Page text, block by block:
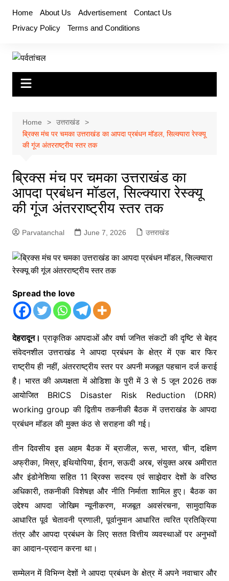
content
Home About Us Advertisement
Contact Us
Privacy Policy
Terms and Conditions
Home
उत्तराखंड
ब्रिक्स मंच पर चमका उत्तराखंड का आपदा प्रबंधन मॉडल, सिल्क्यारा रेस्क्यू
की गूंज अंतरराष्ट्रीय स्तर तक
ब्रिक्स मंच पर चमका उत्तराखंड का
आपदा प्रबंधन मॉडल, सिल्क्यारा रेस्क्यू
की गूंज अंतरराष्ट्रीय स्तर तक
Parvatanchal June 7, 2026 उत्तराखंड
Spread the love
देहरादून। प्राकृतिक आपदाओं और वर्षा जनित संकटों की दृष्टि से बेहद
संवेदनशील उत्तराखंड ने आपदा प्रबंधन के क्षेत्र में एक बार फिर
राष्ट्रीय ही नहीं, अंतरराष्ट्रीय स्तर पर अपनी मजबूत पहचान दर्ज कराई
है। भारत की अध्यक्षता में ओडिशा के पुरी में 3 से 5 जून 2026 तक
आयोजित BRICS Disaster Risk Reduction (DRR)
working group की द्वितीय तकनीकी बैठक में उत्तराखंड के आपदा
प्रबंधन मॉडल की मुक्त कंठ से सराहना की गई।
तीन दिवसीय इस अहम बैठक में ब्राजील, रूस, भारत, चीन, दक्षिण
अफ्रीका, मिस्र, इथियोपिया, ईरान, सऊदी अरब, संयुक्त अरब अमीरात
और इंडोनेशिया सहित 11 ब्रिक्स सदस्य एवं साझेदार देशों के वरिष्ठ
अधिकारी, तकनीकी विशेषज्ञ और नीति निर्माता शामिल हुए। बैठक का
उद्देश्य आपदा जोखिम न्यूनीकरण, मजबूत अवसंरचना, सामुदायिक
आधारित पूर्व चेतावनी प्रणाली, पूर्वानुमान आधारित त्वरित प्रतिक्रिया
तंत्र और आपदा प्रबंधन के लिए सतत वित्तीय व्यवस्थाओं पर अनुभवों
का आदान-प्रदान करना था।
सम्मेलन में विभिन्न देशों ने आपदा प्रबंधन के क्षेत्र में अपने नवाचार और